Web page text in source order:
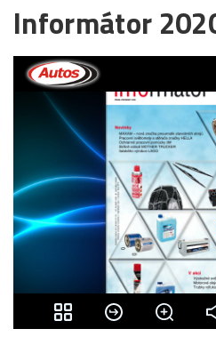
Informátor